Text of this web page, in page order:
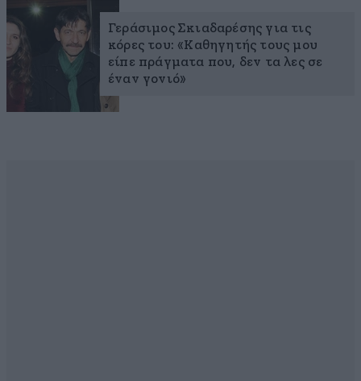
Γεράσιμος Σκιαδαρέσης για τις
κόρες του: «Καθηγητής τους μου
είπε πράγματα που, δεν τα λες σε
έναν γονιό»